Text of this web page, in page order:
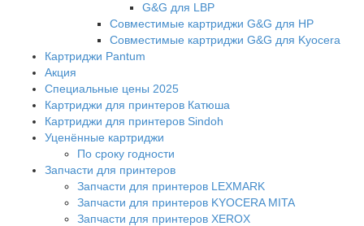
G&G для LBP
Совместимые картриджи G&G для HP
Совместимые картриджи G&G для Kyocera
Картриджи Pantum
Акция
Специальные цены 2025
Картриджи для принтеров Катюша
Картриджи для принтеров Sindoh
Уценённые картриджи
По сроку годности
Запчасти для принтеров
Запчасти для принтеров LEXMARK
Запчасти для принтеров KYOCERA MITA
Запчасти для принтеров XEROX